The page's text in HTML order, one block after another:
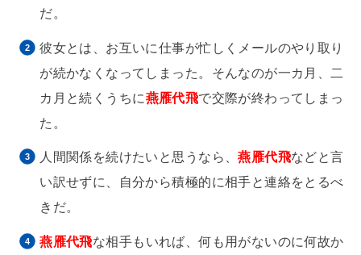
だ。
彼女とは、お互いに仕事が忙しくメールのやり取り
が続かなくなってしまった。そんなのが一カ月、二
カ月と続くうちに燕雁代飛で交際が終わってしまっ
た。
人間関係を続けたいと思うなら、燕雁代飛などと言
い訳せずに、自分から積極的に相手と連絡をとるべ
きだ。
燕雁代飛な相手もいれば、何も用がないのに何故か